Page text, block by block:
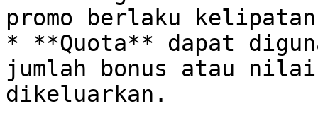
promo berlaku
* **Quota** dapat
jumlah bonus atau
dikeluarkan.